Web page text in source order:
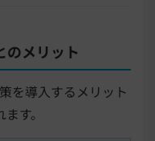
のメリット
を導入するメリット
す。